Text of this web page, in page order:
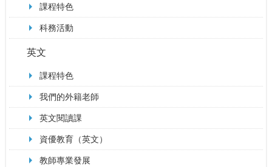
課程特色
科務活動
英文
課程特色
我們的外籍老師
英文閱讀課
資優教育（英文）
教師專業發展